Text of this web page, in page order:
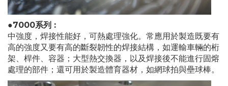
●7000系列 :
中強度，焊接性能好，可熱處理強化。常應用於製造既要有
高的強度又要有高的斷裂韌性的焊接結構，如運輸車輛的桁
架、桿件、容器；大型熱交換器，以及焊接後不能進行固熔
處理的部件；還可用於製造體育器材，如網球拍與壘球棒。